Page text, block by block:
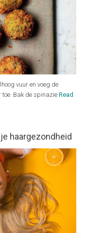
vuur en voeg de
toe. Bak de spinazieRead
haargezondheid